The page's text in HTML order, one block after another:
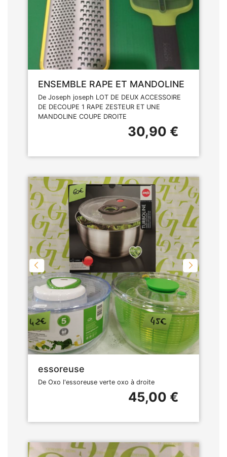
ENSEMBLE RAPE ET MANDOLINE
De Joseph joseph LOT DE DEUX ACCESSOIRE
DE DECOUPE 1 RAPE ZESTEUR ET UNE
MANDOLINE COUPE DROITE
30,90 €
essoreuse
De Oxo l'essoreuse verte oxo à droite
45,00 €